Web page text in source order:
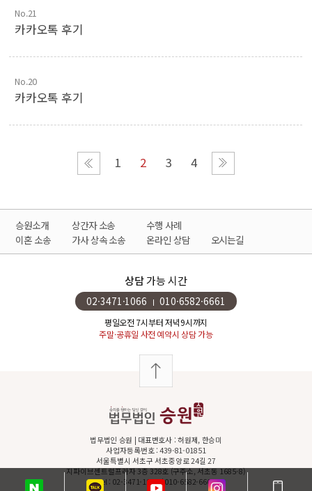
No.21
카카오톡 후기
No.20
카카오톡 후기
1 2 3 4
승원소개
이혼 소송
상간자 소송
가사 상속 소송
수행 사례
온라인 상담
오시는길
상담가능 시간
02·3471·1066 010·6582·6661
평일오전 7시부터 저녁9시까지
주말·공휴일 사전 예약시 상담 가능
법무법인 승원 | 대표변호사 : 허원제, 한승미
사업자등록번호 : 439-81-01851
서울특별시 서초구 서초중앙로 24길 27
지파이브센트럴프라자 3층 328호 (구주소, 서초동 1685-8)
Tel : 02-3471-1066 / 010-6582-6661